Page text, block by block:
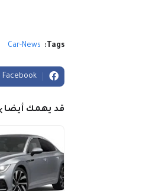
Tags:
Car-News
Facebook
قد يهمك أيضا